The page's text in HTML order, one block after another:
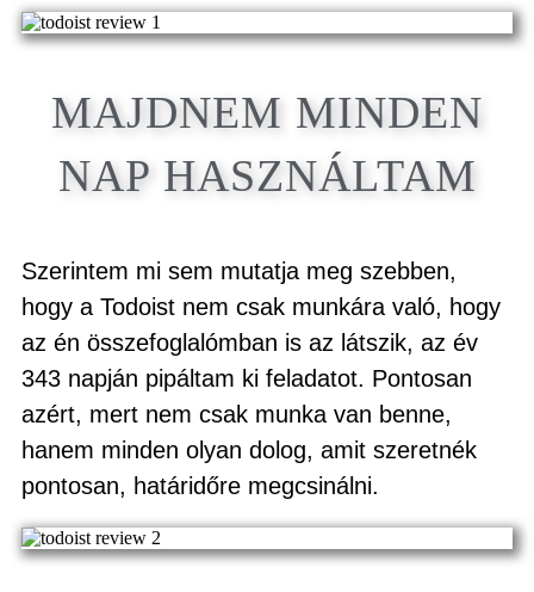
MAJDNEM MINDEN
NAP HASZNÁLTAM
Szerintem mi sem mutatja meg szebben,
hogy a Todoist nem csak munkára való, hogy
az én összefoglalómban is az látszik, az év
343 napján pipáltam ki feladatot. Pontosan
azért, mert nem csak munka van benne,
hanem minden olyan dolog, amit szeretnék
pontosan, határidőre megcsinálni.